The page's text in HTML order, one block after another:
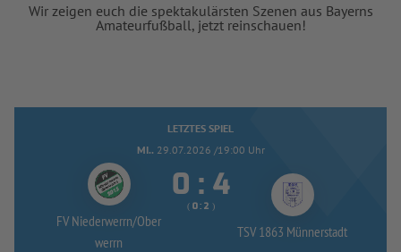
Wir zeigen euch die spektakulärsten Szenen aus Bayerns
Amateurfußball, jetzt reinschauen!
LETZTES SPIEL
MI.. 29.07.2026 /19:00 Uhr
FV Niederwerrn/Ober
werrn
 : 
( :  )
TSV 1863 Münnerstadt